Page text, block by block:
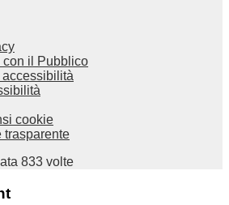
il Pubblico
cookie
trasparente
833 volte